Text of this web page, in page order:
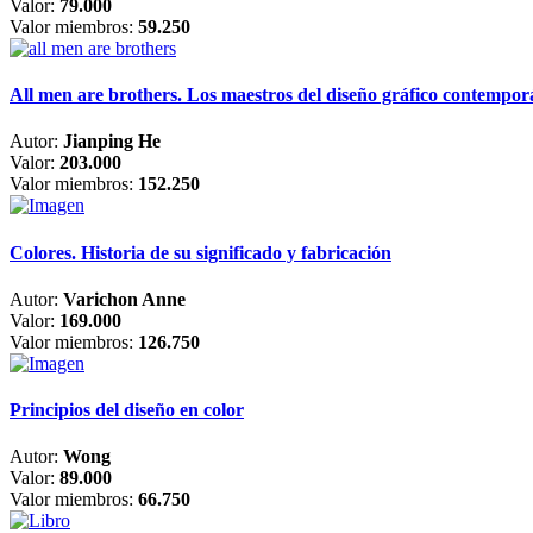
Valor: 79.000
Valor miembros: 59.250
All men are brothers. Los maestros del diseño gráfico
Autor: Jianping He
Valor: 203.000
Valor miembros: 152.250
Colores. Historia de su significado y fabricación
Autor: Varichon Anne
Valor: 169.000
Valor miembros: 126.750
Principios del diseño en color
Autor: Wong
Valor: 89.000
Valor miembros: 66.750